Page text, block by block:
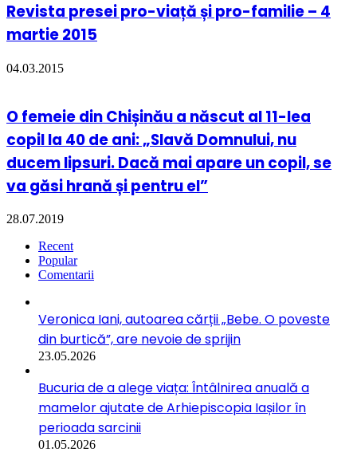
Revista presei pro-viață și pro-familie – 4
martie 2015
04.03.2015
O femeie din Chișinău a născut al 11-lea
copil la 40 de ani: „Slavă Domnului, nu
ducem lipsuri. Dacă mai apare un copil, se
va găsi hrană și pentru el”
28.07.2019
Recent
Popular
Comentarii
Veronica Iani, autoarea cărții „Bebe. O poveste
din burtică”, are nevoie de sprijin
23.05.2026
Bucuria de a alege viața: Întâlnirea anuală a
mamelor ajutate de Arhiepiscopia Iașilor în
perioada sarcinii
01.05.2026